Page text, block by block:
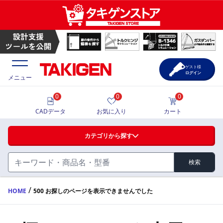
ハンドル・取手・つまみ・周辺機器
FA・A
蝶番・ステー・周辺機器
価格一覧
製品カタログ
メニュー
カテゴリから探す
検索
0
CADデータ
0
お気に入り
0
カート
ゲスト様
ログイン
HOME / 500 お探しのページを表示できませんでした